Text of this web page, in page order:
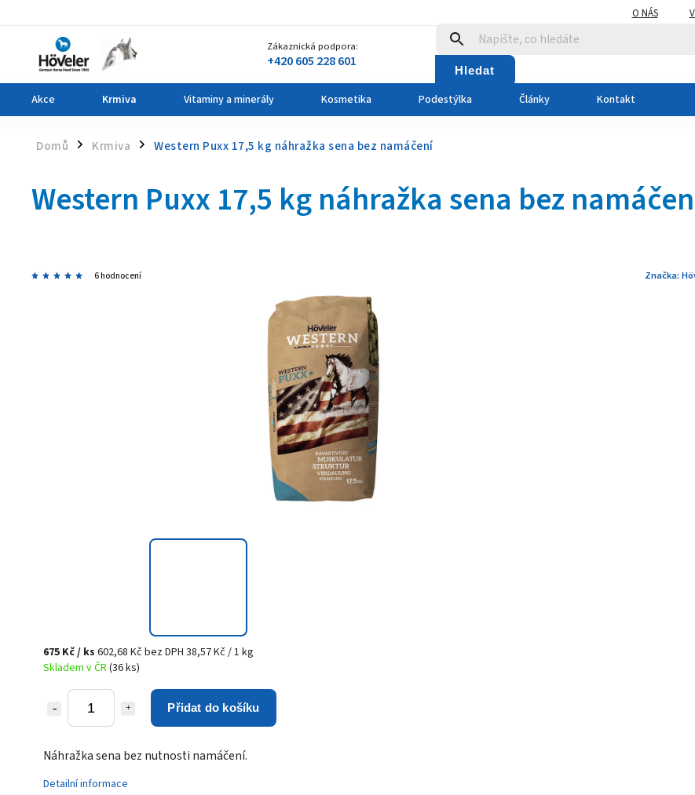
O NÁS
Zákaznická podpora:
+420 605 228 601 Hledat
Akce Krmiva Vitaminy a minerály Kosmetika Podestýlka Články Kontakt
Domů / Krmiva / Western Puxx 17,5 kg náhražka sena bez namáčení
Western Puxx 17,5 kgnáhražka sena bez
6 hodnocení Značka:
675 Kč/ ks 602,68 Kč bez DPH 38,57 Kč / 1 kg
Skladem v ČR (36 ks)
Přidat do košíku
Náhražka sena bez nutnosti namáčení.
Detailní informace